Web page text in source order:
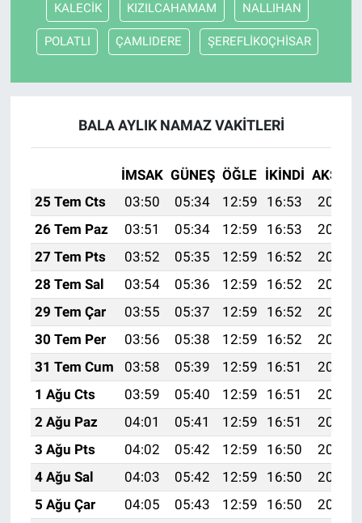
KALECİK KIZILCAHAMAM NALLIHAN
POLATLI ÇAMLIDERE ŞEREFLİKOÇHİSAR
BALA AYLIK NAMAZ VAKITLERI
İMSAK GÜNEŞ ÖĞLE İKINDI AKŞAM
25 Tem Cts
03:50 05:34 12:59 16:53
20:15
26 Tem Paz
03:51 05:34 12:59 16:53
20:14
27 Tem Pts
03:52 05:35 12:59 16:52
20:13
28 Tem Sal
03:54 05:36 12:59 16:52
20:12
29 Tem Çar
03:55 05:37 12:59 16:52
20:11
30 Tem Per
03:56 05:38 12:59 16:52
20:10
31 Tem Cum
03:58 05:39 12:59 16:51
20:09
1 Ağu Cts
03:59 05:40 12:59 16:51
20:08
2 Ağu Paz
04:01 05:41 12:59 16:51
20:07
3 Ağu Pts
04:02 05:42 12:59 16:50
20:06
4 Ağu Sal
04:03 05:42 12:59 16:50
20:05
5 Ağu Çar
04:05 05:43 12:59 16:50
20:04